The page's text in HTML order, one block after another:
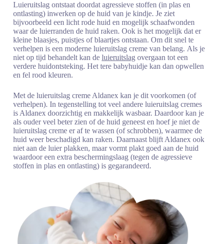
Luieruitslag ontstaat doordat agressieve stoffen (in plas en
ontlasting) inwerken op de huid van je kindje. Je ziet
bijvoorbeeld een licht rode huid en mogelijk schaafwonden
waar de luierranden de huid raken. Ook is het mogelijk dat er
kleine blaasjes, puistjes of blaartjes ontstaan. Om dit snel te
verhelpen is een moderne luieruitslag creme van belang. Als je
niet op tijd behandelt kan de luieruitslag overgaan tot een
verdere huidontsteking. Het tere babyhuidje kan dan opwellen
en fel rood kleuren.
Met de luieruitslag creme Aldanex kan je dit voorkomen (of
verhelpen). In tegenstelling tot veel andere luieruitslag cremes
is Aldanex doorzichtig en makkelijk wasbaar. Daardoor kan je
als ouder veel beter zien of de huid geneest en hoef je niet de
luieruitslag creme er af te wassen (of schrobben), waarmee de
huid weer beschadigd kan raken. Daarnaast blijft Aldanex ook
niet aan de luier plakken, maar vormt plakt goed aan de huid
waardoor een extra beschermingslaag (tegen de agressieve
stoffen in plas en ontlasting) is gegarandeerd.